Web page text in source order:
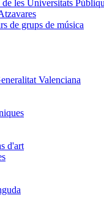
les Universitats
de grups de música
Valenciana
d'art